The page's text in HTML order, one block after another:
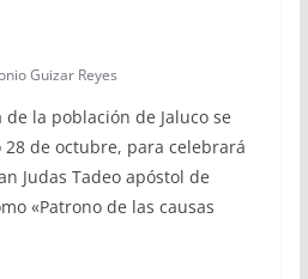
Guizar Reyes
la población de Jaluco se
de octubre, para celebrará
Judas Tadeo apóstol de
«Patrono de las causas